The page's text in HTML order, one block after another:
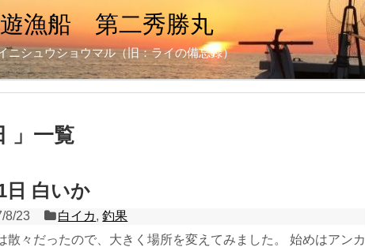
漁船 第二秀勝丸
シュウショウマル（旧：ライの備忘録）
」一覧
日 白いか
8/23 白イカ,釣果
散々だったので、大きく場所を変えてみました。 始めはアンカ